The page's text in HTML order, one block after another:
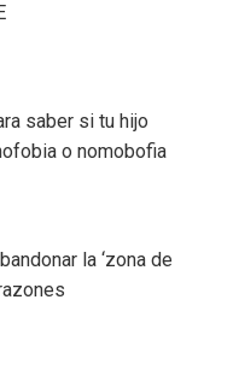
saber si tu hijo
o nomobofia
la ‘zona de